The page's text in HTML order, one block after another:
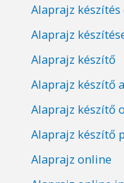
Alaprajz
Alaprajz
Alaprajz készítő
Alaprajz készítő
Alaprajz készítő
Alaprajz készítő
Alaprajz online